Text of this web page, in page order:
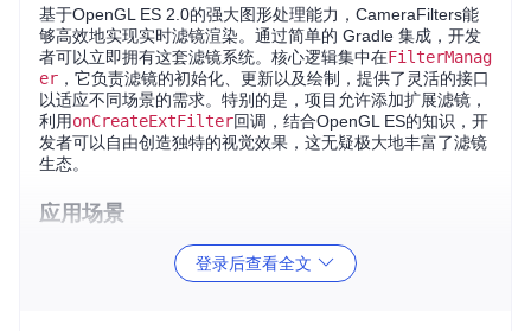
基于OpenGL ES 2.0的强大图形处理能力，CameraFilters能
够高效地实现实时滤镜渲染。通过简单的 Gradle 集成，开发
者可以立即拥有这套滤镜系统。核心逻辑集中在FilterManag
er ，它负责滤镜的初始化、更新以及绘制，提供了灵活的接口
以适应不同场景的需求。特别的是，项目允许添加扩展滤镜，
利用onCreateExtFilter回调，结合OpenGL ES的知识，开
发者可以自由创造独特的视觉效果，这无疑极大地丰富了滤镜
生态。
应用场景
CameraFilters的应用场景广泛而多元。在日常社交App中，它
可以增强拍照或录像的乐趣；对于直播平台，它能助力主播展
登录后查看全文